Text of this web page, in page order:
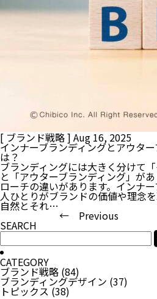
[ ブランド戦略 ] Aug 16, 2025
インナーブランディングとアウタ
は？
ブランディングには大きく分けて
と「アウターブランディング」が
ローチの違いがあります。インナ
人ひとりがブランドの価値や理念
自然とそれ…
← Previous
SEARCH
CATEGORY
ブランド戦略 (84)
ブランディングデザイン (37)
トピックス(38)